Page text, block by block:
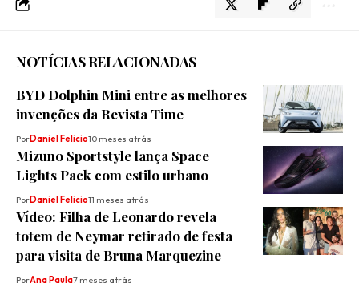
NOTÍCIAS RELACIONADAS
BYD Dolphin Mini entre as melhores
invenções da Revista Time
PorDaniel Felicio10 meses atrás
Mizuno Sportstyle lança Space
Lights Pack com estilo urbano
PorDaniel Felicio11 meses atrás
Vídeo: Filha de Leonardo revela
totem de Neymar retirado de festa
para visita de Bruna Marquezine
PorAna Paula7 meses atrás